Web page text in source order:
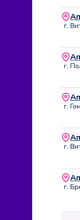
г.
г.
г.
г.
г.